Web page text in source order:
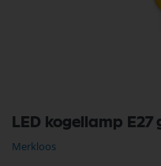
LED kogellamp E27
Merkloos
naar
het
begin